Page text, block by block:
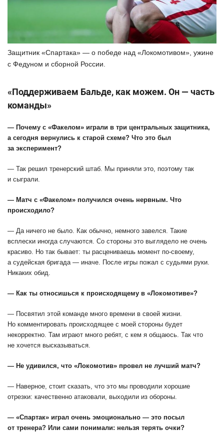
Защитник «Спартака» — о победе над «Локомотивом», ужине
с Федуном и сборной России.
«Поддерживаем Бальде, как можем. Он — часть
команды»
— Почему с «Факелом» играли в три центральных защитника,
а сегодня вернулись к старой схеме? Что это был
за эксперимент?
— Так решил тренерский штаб. Мы приняли это, поэтому так
и сыграли.
— Матч с «Факелом» получился очень нервным. Что
происходило?
— Да ничего не было. Как обычно, немного завелся. Такие
всплески иногда случаются. Со стороны это выглядело не очень
красиво. Но так бывает: ты расцениваешь момент по-своему,
а судейская бригада — иначе. После игры пожал с судьями руки.
Никаких обид.
— Как ты относишься к происходящему в «Локомотиве»?
— Посвятил этой команде много времени в своей жизни.
Но комментировать происходящее с моей стороны будет
некорректно. Там играют много ребят, с кем я общаюсь. Так что
не хочется высказываться.
— Не удивился, что «Локомотив» провел не лучший матч?
— Наверное, стоит сказать, что это мы проводили хорошие
отрезки: качественно атаковали, выходили из обороны.
— «Спартак» играл очень эмоционально — это посыл
от тренера? Или сами понимали: нельзя терять очки?